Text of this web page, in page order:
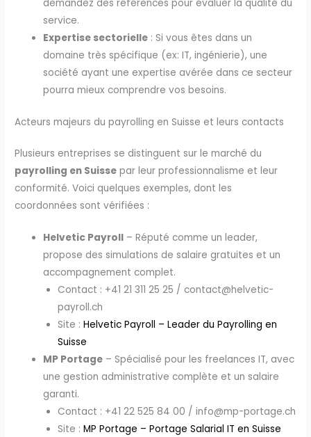
demandez des références pour évaluer la qualité du
service.
Expertise sectorielle : Si vous êtes dans un
domaine très spécifique (ex: IT, ingénierie), une
société ayant une expertise avérée dans ce secteur
pourra mieux comprendre vos besoins.
Acteurs majeurs du payrolling en Suisse et leurs contacts
Plusieurs entreprises se distinguent sur le marché du
payrolling en Suisse par leur professionnalisme et leur
conformité. Voici quelques exemples, dont les
coordonnées sont vérifiées :
Helvetic Payroll – Réputé comme un leader,
propose des simulations de salaire gratuites et un
accompagnement complet.
Contact : +41 21 311 25 25 / contact@helvetic-
payroll.ch
Site : Helvetic Payroll – Leader du Payrolling en
Suisse
MP Portage – Spécialisé pour les freelances IT, avec
une gestion administrative complète et un salaire
garanti.
Contact : +41 22 525 84 00 / info@mp-portage.ch
Site : MP Portage – Portage Salarial IT en Suisse